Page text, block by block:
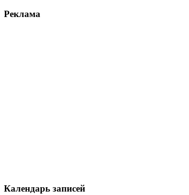
Реклама
Календарь записей